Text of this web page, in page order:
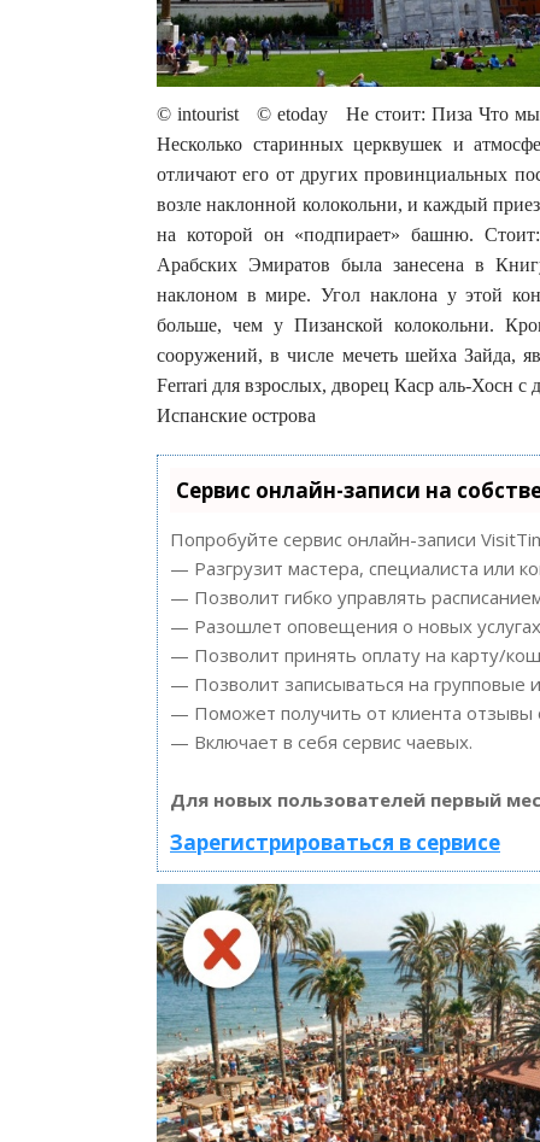
© intourist © etoday Не стоит: Пиза Что мы
Несколько старинных церквушек и
отличают его от других провинциальных
возле наклонной колокольни, и каждый
на которой он «подпирает» башню.
Арабских Эмиратов была занесена в
наклоном в мире. Угол наклона у этой
больше, чем у Пизанской колокольни.
сооружений, в числе мечеть шейха Зайда,
Ferrari для взрослых, дворец Каср аль-Хосн
Испанские острова
Сервис онлайн-записи на
Попробуйте сервис онлайн-записи
— Разгрузит мастера, специалиста или
— Позволит гибко управлять
— Разошлет оповещения о новых
— Позволит принять оплату на карту/
— Позволит записываться на групповые
— Поможет получить от клиента отзывы
— Включает в себя сервис чаевых.
Для новых пользователей первый
Зарегистрироваться в сервисе